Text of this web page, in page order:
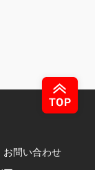
お問い合わせ